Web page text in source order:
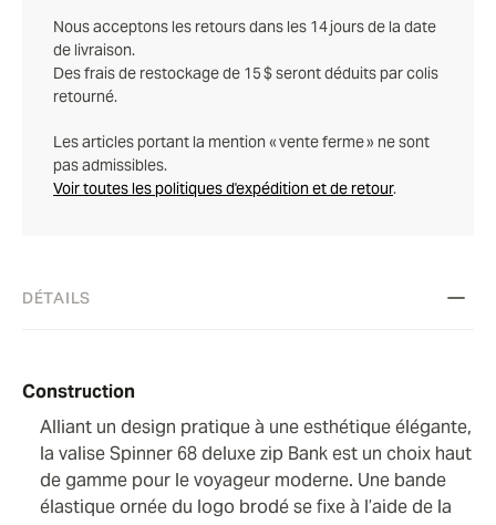
Nous acceptons les retours dans les 14 jours de la date
de livraison.
Des frais de restockage de 15 $ seront déduits par colis
retourné.
Les articles portant la mention « vente ferme » ne sont
pas admissibles.
Voir toutes les politiques d'expédition et de retour.
DÉTAILS
Construction
Alliant un design pratique à une esthétique élégante,
la valise Spinner 68 deluxe zip Bank est un choix haut
de gamme pour le voyageur moderne. Une bande
élastique ornée du logo brodé se fixe à l’aide de la